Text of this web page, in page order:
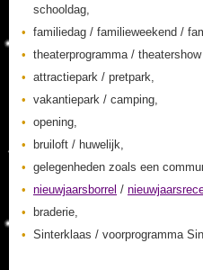
schooldag,
familiedag / familieweekend /
theaterprogramma /
attractiepark / pretpark,
vakantiepark / camping,
opening,
bruiloft / huwelijk,
gelegenheden zoals een
nieuwjaarsborrel /
braderie,
Sinterklaas / voorprogramma